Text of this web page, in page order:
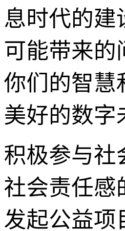
息时代的建
可能带来的
你们的智慧
美好的数字
积极参与社
社会责任感
发起公益项